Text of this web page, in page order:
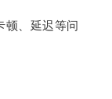
、延迟等问